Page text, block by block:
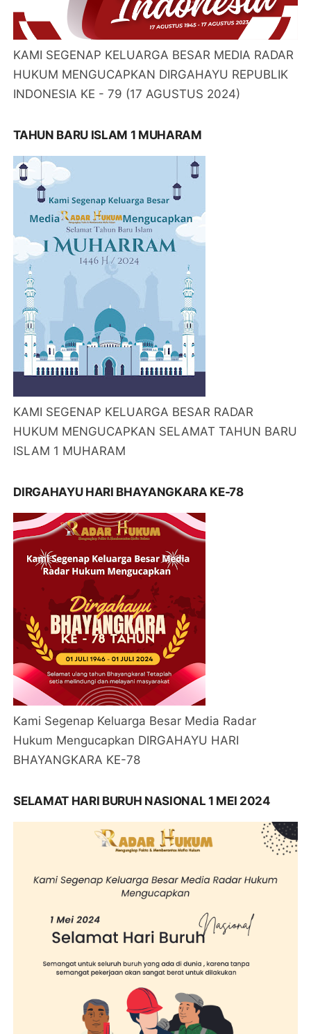
KAMI SEGENAP KELUARGA BESAR MEDIA RADAR
HUKUM MENGUCAPKAN DIRGAHAYU REPUBLIK
INDONESIA KE - 79 (17 AGUSTUS 2024)
TAHUN BARU ISLAM 1 MUHARAM
KAMI SEGENAP KELUARGA BESAR RADAR
HUKUM MENGUCAPKAN SELAMAT TAHUN BARU
ISLAM 1 MUHARAM
DIRGAHAYU HARI BHAYANGKARA KE-78
Kami Segenap Keluarga Besar Media Radar
Hukum Mengucapkan DIRGAHAYU HARI
BHAYANGKARA KE-78
SELAMAT HARI BURUH NASIONAL 1 MEI 2024